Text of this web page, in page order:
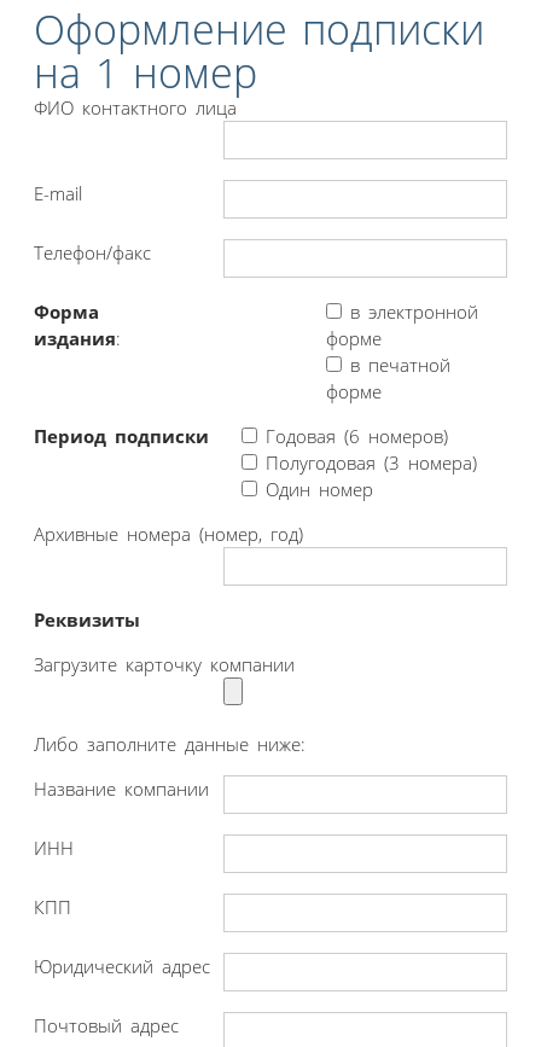
Оформление подписки
на 1 номер
ФИО контактного лица
E-mail
Телефон/факс
Форма
издания:
в электронной
форме
в печатной
форме
Период подписки
Годовая (6 номеров)
Полугодовая (3 номера)
Один номер
Архивные номера (номер, год)
Реквизиты
Загрузите карточку компании
Либо заполните данные ниже:
Название компании
ИНН
КПП
Юридический адрес
Почтовый адрес